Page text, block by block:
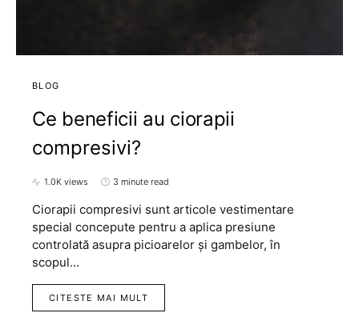
BLOG
Ce beneficii au ciorapii
compresivi?
1.0K views 3 minute read
Ciorapii compresivi sunt articole vestimentare
special concepute pentru a aplica presiune
controlată asupra picioarelor și gambelor, în
scopul…
CITESTE MAI MULT